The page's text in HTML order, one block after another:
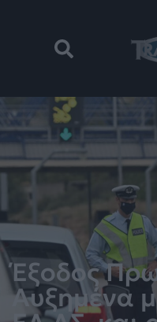
Έξοδος
Αυξημένα